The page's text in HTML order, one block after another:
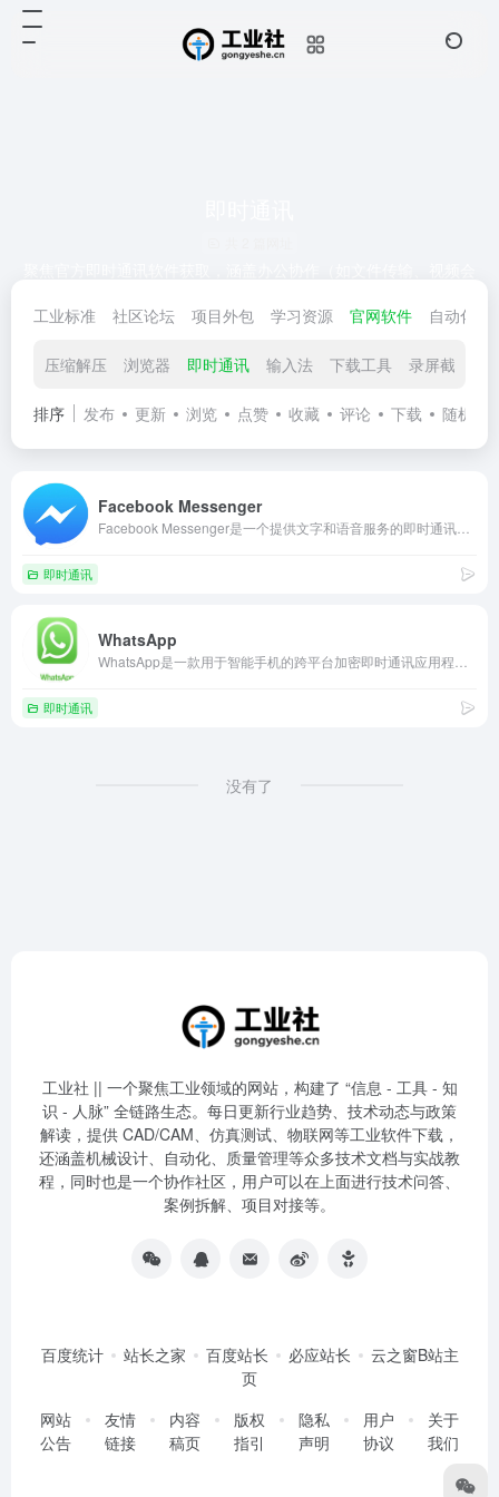
能，收录企业级与个人级工具官网，确保通讯安全、功能稳定，满
工业标准 社区论坛 项目外包 学习资源 官网软件 自动化区
压缩解压 浏览器 即时通讯 输入法 下载工具 录屏截图
排序 发布 更新 浏览 点赞 收藏 评论 下载 随机
Facebook Messenger
即时通讯
WhatsApp
即时通讯
没有了
工业社 || 一个聚焦工业领域的网站，构建了 “信息 - 工具 - 知
识 - 人脉” 全链路生态。每日更新行业趋势、技术动态与政策
解读，提供 CAD/CAM、仿真测试、物联网等工业软件下载，
还涵盖机械设计、自动化、质量管理等众多技术文档与实战教
程，同时也是一个协作社区，用户可以在上面进行技术问答、
案例拆解、项目对接等。
百度统计 站长之家 百度站长 必应站长
云之窗B站主
页
网站
公告
友情
链接
内容
稿页
版权
指引
隐私
声明
用户
协议
关于
我们